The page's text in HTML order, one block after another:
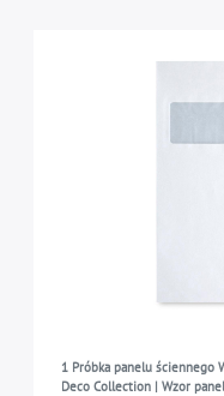
1 Próbka panelu ściennego
Deco Collection | Wzor